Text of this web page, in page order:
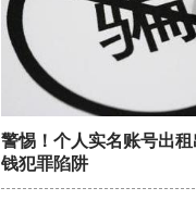
警惕！个人实名账号出
钱犯罪陷阱